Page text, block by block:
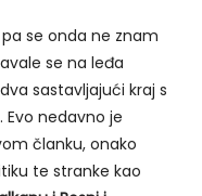
pa se onda ne znam
se na leđa
sastavljajući kraj s
nedavno je
članku, onako
te stranke kao